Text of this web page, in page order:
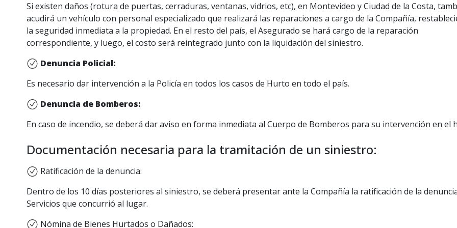
Presupuesto de reparación del taller con la correspondiente cotización de los repuestos, si
Fotografías en las cuales se aprecie con claridad los daños que se detallan en el presupuesto.
Cobro de rubros no cubiertos por la póliza:
Si reclama el reintegro del deducible, su aseguradora provee la constancia del importe del mismo e
Si solicita compensación por otros rubros (auto de alquiler, daño moral, lucro cesante, etc.), se
procedencia y la cuantificación del perjuicio.
IMPORTANTE:
Será condición para ingresar el reclamo que el interesado proporcione un número de
recibirá las comunicaciones relativas al estado de su trámite.
que nuestro Asegurado sea el responsable .
Si solicita compensación por otros rubros, se deberá presentar la documentación que acredite la
siguiente casilla: reclamosautomoviles@portoseguro.com.uy.
Será condición para ingresar el reclamo que el interesado proporcione un número de
recibirá las comunicaciones relativas al estado de su trámite.
Si existen daños (rotura de puertas, cerraduras, ventanas, vidrios, etc), en Montevideo y Ciudad de la Costa,
acudirá un vehículo con personal especializado que realizará las reparaciones a cargo de la Compañía,
la seguridad inmediata a la propiedad. En el resto del país, el Asegurado se hará cargo de la reparación
correspondiente, y luego, el costo será reintegrado junto con la liquidación del siniestro.
Denuncia Policial:
Es necesario dar intervención a la Policía en todos los casos de Hurto en todo el país.
Denuncia de Bomberos:
En caso de incendio, se deberá dar aviso en forma inmediata al Cuerpo de Bomberos para su intervención en el
Documentación necesaria para la tramitación de un siniestro:
Ratificación de la denuncia:
Dentro de los 10 días posteriores al siniestro, se deberá presentar ante la Compañía la ratificación de la
Servicios que concurrió al lugar.
Nómina de Bienes Hurtados o Dañados: